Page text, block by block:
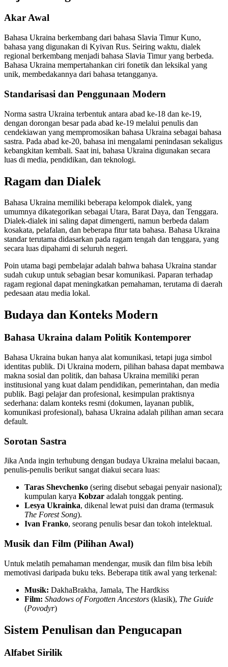
Akar Awal
Bahasa Ukraina berkembang dari bahasa Slavia Timur Kuno,
bahasa yang digunakan di Kyivan Rus. Seiring waktu, dialek
regional berkembang menjadi bahasa Slavia Timur yang berbeda.
Bahasa Ukraina mempertahankan ciri fonetik dan leksikal yang
unik, membedakannya dari bahasa tetangganya.
Standarisasi dan Penggunaan Modern
Norma sastra Ukraina terbentuk antara abad ke-18 dan ke-19,
dengan dorongan besar pada abad ke-19 melalui penulis dan
cendekiawan yang mempromosikan bahasa Ukraina sebagai bahasa
sastra. Pada abad ke-20, bahasa ini mengalami penindasan sekaligus
kebangkitan kembali. Saat ini, bahasa Ukraina digunakan secara
luas di media, pendidikan, dan teknologi.
Ragam dan Dialek
Bahasa Ukraina memiliki beberapa kelompok dialek, yang
umumnya dikategorikan sebagai Utara, Barat Daya, dan Tenggara.
Dialek-dialek ini saling dapat dimengerti, namun berbeda dalam
kosakata, pelafalan, dan beberapa fitur tata bahasa. Bahasa Ukraina
standar terutama didasarkan pada ragam tengah dan tenggara, yang
secara luas dipahami di seluruh negeri.
Poin utama bagi pembelajar adalah bahwa bahasa Ukraina standar
sudah cukup untuk sebagian besar komunikasi. Paparan terhadap
ragam regional dapat meningkatkan pemahaman, terutama di daerah
pedesaan atau media lokal.
Budaya dan Konteks Modern
Bahasa Ukraina dalam Politik Kontemporer
Bahasa Ukraina bukan hanya alat komunikasi, tetapi juga simbol
identitas publik. Di Ukraina modern, pilihan bahasa dapat membawa
makna sosial dan politik, dan bahasa Ukraina memiliki peran
institusional yang kuat dalam pendidikan, pemerintahan, dan media
publik. Bagi pelajar dan profesional, kesimpulan praktisnya
sederhana: dalam konteks resmi (dokumen, layanan publik,
komunikasi profesional), bahasa Ukraina adalah pilihan aman secara
default.
Sorotan Sastra
Jika Anda ingin terhubung dengan budaya Ukraina melalui bacaan,
penulis-penulis berikut sangat diakui secara luas:
Taras Shevchenko (sering disebut sebagai penyair nasional);
kumpulan karya Kobzar adalah tonggak penting.
Lesya Ukrainka, dikenal lewat puisi dan drama (termasuk
The Forest Song).
Ivan Franko, seorang penulis besar dan tokoh intelektual.
Musik dan Film (Pilihan Awal)
Untuk melatih pemahaman mendengar, musik dan film bisa lebih
memotivasi daripada buku teks. Beberapa titik awal yang terkenal:
Musik: DakhaBrakha, Jamala, The Hardkiss
Film: Shadows of Forgotten Ancestors (klasik), The Guide
(Povodyr)
Sistem Penulisan dan Pengucapan
Alfabet Sirilik